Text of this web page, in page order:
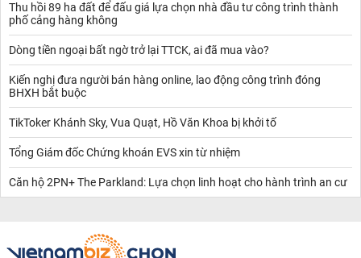
Thu hồi 89 ha đất để đấu giá lựa chọn nhà đầu tư công trình thành
phố cảng hàng không
Dòng tiền ngoại bất ngờ trở lại TTCK, ai đã mua vào?
Kiến nghị đưa người bán hàng online, lao động công trình đóng
BHXH bắt buộc
TikToker Khánh Sky, Vua Quạt, Hồ Văn Khoa bị khởi tố
Tổng Giám đốc Chứng khoán EVS xin từ nhiệm
Căn hộ 2PN+ The Parkland: Lựa chọn linh hoạt cho hành trình an cư